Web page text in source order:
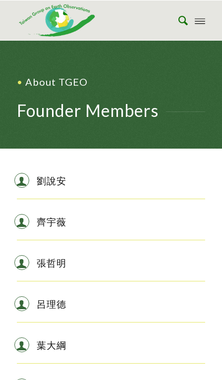
• About TGEO
Founder Members
劉說安
齊宇薇
張哲明
呂理德
葉大綱